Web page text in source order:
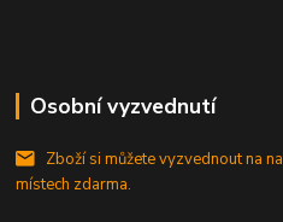
Osobní vyzvednutí
Zboží si můžete vyzvednout na
místech zdarma.